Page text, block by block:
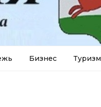
Бизнес Туризм